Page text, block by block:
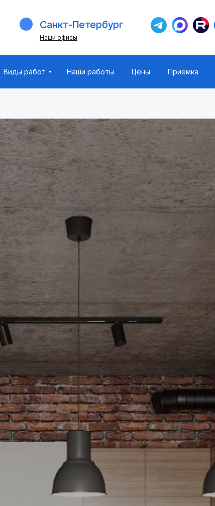
Наши офисы
Санкт-Петербург
Наши работы Цены
Виды работ Приемка
Виды работ Приемка